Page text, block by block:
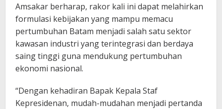
Amsakar berharap, rakor kali ini dapat melahirkan
formulasi kebijakan yang mampu memacu
pertumbuhan Batam menjadi salah satu sektor
kawasan industri yang terintegrasi dan berdaya
saing tinggi guna mendukung pertumbuhan
ekonomi nasional.
“Dengan kehadiran Bapak Kepala Staf
Kepresidenan, mudah-mudahan menjadi pertanda